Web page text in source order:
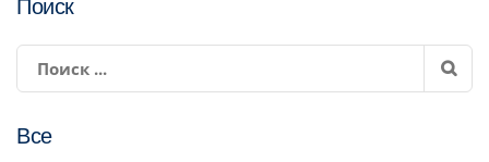
Поиск
Все